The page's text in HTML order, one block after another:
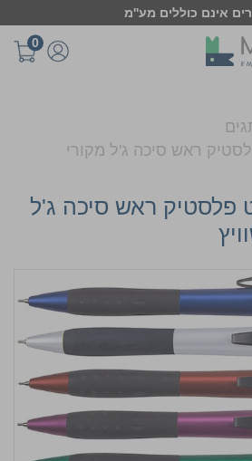
אינם כוללים מע''מ
0
ראש סיכה ג'ל מקורי
ראש סיכה ג'ל